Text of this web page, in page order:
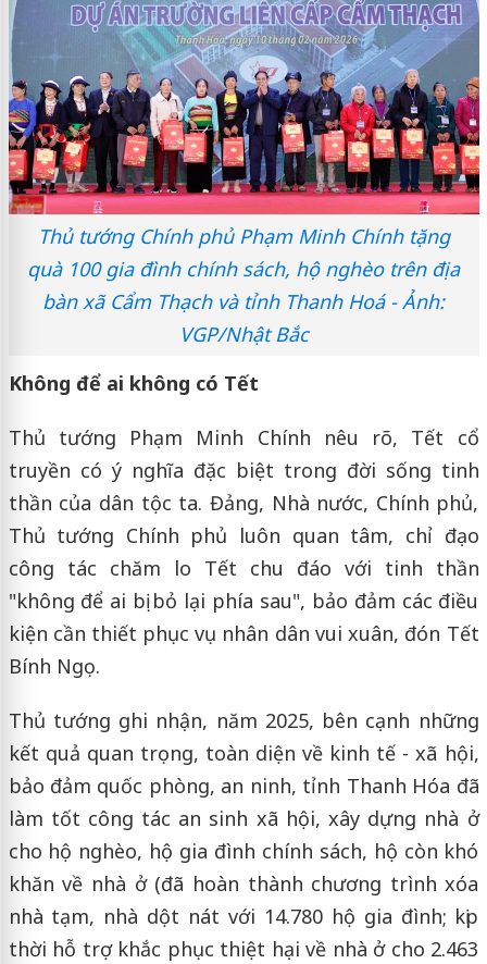
Thủ tướng Chính phủ Phạm Minh Chính tặng
quà 100 gia đình chính sách, hộ nghèo trên địa
bàn xã Cẩm Thạch và tỉnh Thanh Hoá - Ảnh:
VGP/Nhật Bắc
Không để ai không có Tết
Thủ tướng Phạm Minh Chính nêu rõ, Tết cổ
truyền có ý nghĩa đặc biệt trong đời sống tinh
thần của dân tộc ta. Đảng, Nhà nước, Chính phủ,
Thủ tướng Chính phủ luôn quan tâm, chỉ đạo
công tác chăm lo Tết chu đáo với tinh thần
"không để ai bị bỏ lại phía sau", bảo đảm các điều
kiện cần thiết phục vụ nhân dân vui xuân, đón Tết
Bính Ngọ.
Thủ tướng ghi nhận, năm 2025, bên cạnh những
kết quả quan trọng, toàn diện về kinh tế - xã hội,
bảo đảm quốc phòng, an ninh, tỉnh Thanh Hóa đã
làm tốt công tác an sinh xã hội, xây dựng nhà ở
cho hộ nghèo, hộ gia đình chính sách, hộ còn khó
khăn về nhà ở (đã hoàn thành chương trình xóa
nhà tạm, nhà dột nát với 14.780 hộ gia đình; kịp
thời hỗ trợ khắc phục thiệt hại về nhà ở cho 2.463